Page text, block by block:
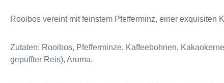
Rooibos vereint mit feinstem Pfefferminz, einer exquisiten
Zutaten: Rooibos, Pfefferminze, Kaffeebohnen,
gepuffter Reis), Aroma.